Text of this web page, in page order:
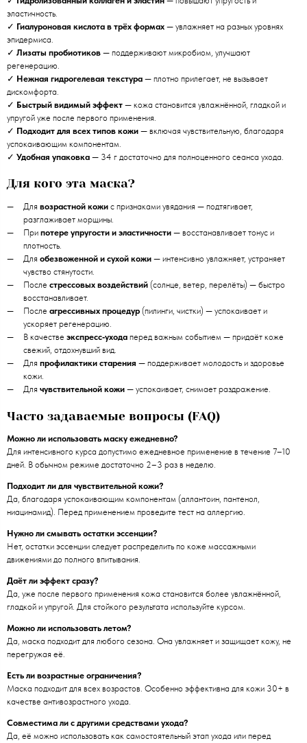
эластичность.
✓ Гиалуроновая кислота в трёх формах — увлажняет на разных уровнях
эпидермиса.
✓ Лизаты пробиотиков — поддерживают микробиом, улучшают
регенерацию.
✓ Нежная гидрогелевая текстура — плотно прилегает, не вызывает
дискомфорта.
✓ Быстрый видимый эффект — кожа становится увлажнённой, гладкой и
упругой уже после первого применения.
✓ Подходит для всех типов кожи — включая чувствительную, благодаря
успокаивающим компонентам.
✓ Удобная упаковка — 34 г достаточно для полноценного сеанса ухода.
Для кого эта маска?
Для возрастной кожи с признаками увядания — подтягивает,
разглаживает морщины.
При потере упругости и эластичности — восстанавливает тонус и
плотность.
Для обезвоженной и сухой кожи — интенсивно увлажняет, устраняет
чувство стянутости.
После стрессовых воздействий (солнце, ветер, перелёты) — быстро
восстанавливает.
После агрессивных процедур (пилинги, чистки) — успокаивает и
ускоряет регенерацию.
В качестве экспресс‑ухода перед важным событием — придаёт коже
свежий, отдохнувший вид.
Для профилактики старения — поддерживает молодость и здоровье
кожи.
Для чувствительной кожи — успокаивает, снимает раздражение.
Часто задаваемые вопросы (FAQ)
Можно ли использовать маску ежедневно?
Для интенсивного курса допустимо ежедневное применение в течение 7–10
дней. В обычном режиме достаточно 2–3 раз в неделю.
Подходит ли для чувствительной кожи?
Да, благодаря успокаивающим компонентам (аллантоин, пантенол,
ниацинамид). Перед применением проведите тест на аллергию.
Нужно ли смывать остатки эссенции?
Нет, остатки эссенции следует распределить по коже массажными
движениями до полного впитывания.
Даёт ли эффект сразу?
Да, уже после первого применения кожа становится более увлажнённой,
гладкой и упругой. Для стойкого результата используйте курсом.
Можно ли использовать летом?
Да, маска подходит для любого сезона. Она увлажняет и защищает кожу, не
перегружая её.
Есть ли возрастные ограничения?
Маска подходит для всех возрастов. Особенно эффективна для кожи 30+ в
качестве антивозрастного ухода.
Совместима ли с другими средствами ухода?
Да, её можно использовать как самостоятельный этап ухода или перед